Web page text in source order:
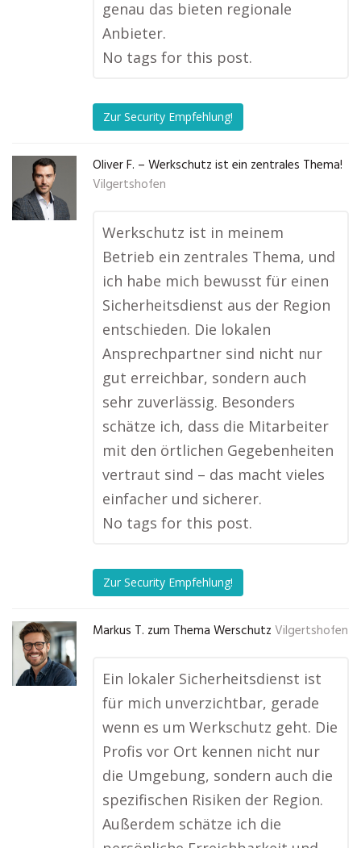
genau das bieten regionale
Anbieter.
No tags for this post.
Zur Security Empfehlung!
Oliver F. – Werkschutz ist ein zentrales Thema!
Vilgertshofen
Werkschutz ist in meinem
Betrieb ein zentrales Thema, und
ich habe mich bewusst für einen
Sicherheitsdienst aus der Region
entschieden. Die lokalen
Ansprechpartner sind nicht nur
gut erreichbar, sondern auch
sehr zuverlässig. Besonders
schätze ich, dass die Mitarbeiter
mit den örtlichen Gegebenheiten
vertraut sind – das macht vieles
einfacher und sicherer.
No tags for this post.
Zur Security Empfehlung!
Markus T. zum Thema Werschutz Vilgertshofen
Ein lokaler Sicherheitsdienst ist
für mich unverzichtbar, gerade
wenn es um Werkschutz geht. Die
Profis vor Ort kennen nicht nur
die Umgebung, sondern auch die
spezifischen Risiken der Region.
Außerdem schätze ich die